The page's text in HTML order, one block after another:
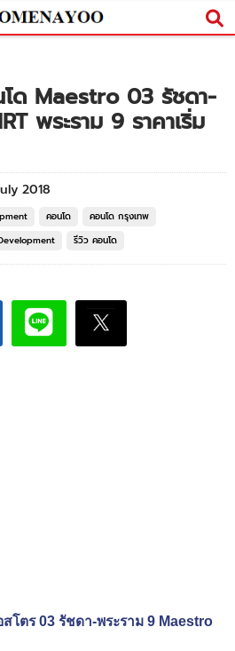
โด Maestro 03 รัชดา-
พระราม 9 ราคาเริ่ม
2018
คอนโด
คอนโด กรุงเทพ
รีวิว คอนโด
สโตร 03 รัชดา-พระราม 9 Maestro